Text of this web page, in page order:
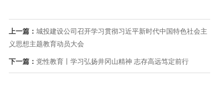
上一篇： 城投建设公司召开学习贯彻习近平新时代中国特色社会主
义思想主题教育动员大会
下一篇： 党性教育丨学习弘扬井冈山精神 志存高远笃定前行